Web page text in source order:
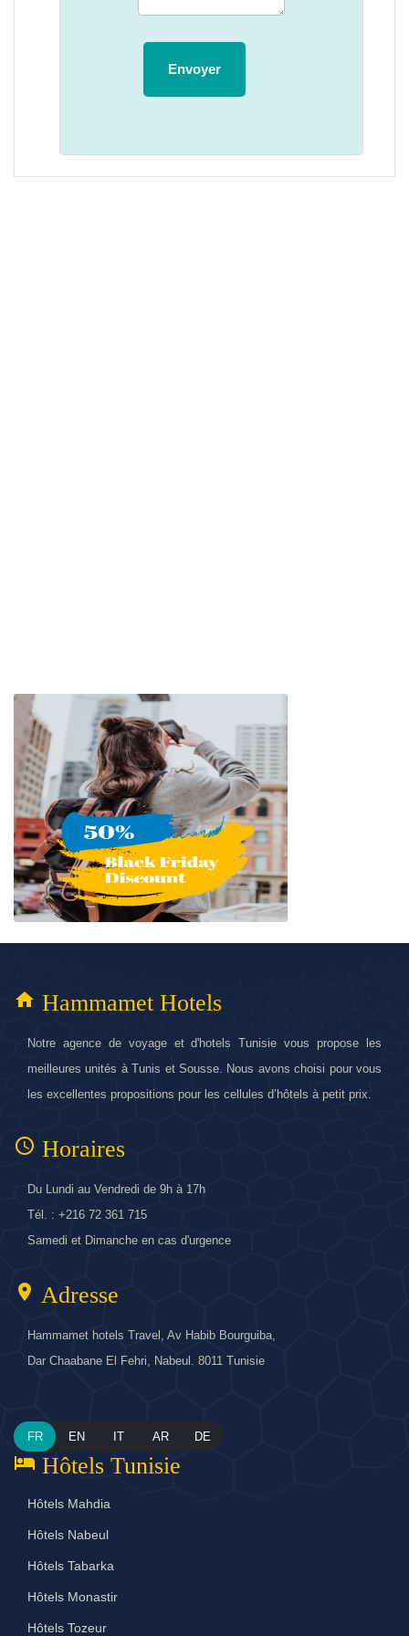
Envoyer
home Hammamet Hotels
Notre agence de voyage et d'hotels Tunisie vous propose les
meilleures unités à Tunis et Sousse. Nous avons choisi pour vous
les excellentes propositions pour les cellules d’hôtels à petit prix.
access_time Horaires
Du Lundi au Vendredi de 9h à 17h
Tél. : +216 72 361 715
Samedi et Dimanche en cas d'urgence
location_on Adresse
Hammamet hotels Travel, Av Habib Bourguiba,
Dar Chaabane El Fehri, Nabeul. 8011 Tunisie
FR EN IT AR DE
hotel Hôtels Tunisie
Hôtels Mahdia
Hôtels Nabeul
Hôtels Tabarka
Hôtels Monastir
Hôtels Tozeur